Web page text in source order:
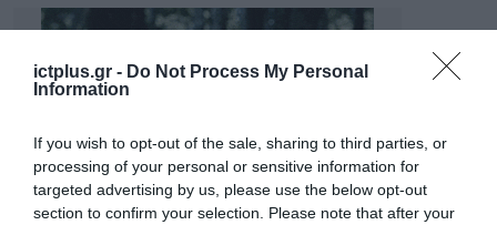
ictplus.gr - Do Not Process My Personal
Information
If you wish to opt-out of the sale, sharing to third parties, or
processing of your personal or sensitive information for
targeted advertising by us, please use the below opt-out
section to confirm your selection. Please note that after your